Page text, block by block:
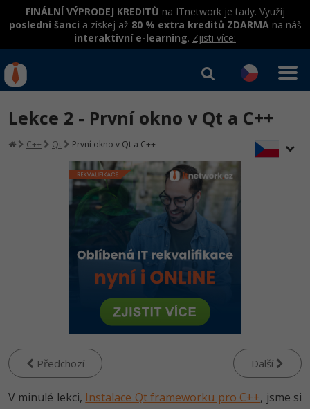
FINÁLNÍ VÝPRODEJ KREDITŮ na ITnetwork je tady. Využij
poslední šanci a získej až 80 % extra kreditů ZDARMAna náš
interaktivní e-learning. Zjisti více:
hrazené úřadem práce
Workshopy zdarma
Umělá inteligence v praxi
Datová analýza v praxi
Školení
Základy programování
Objektové programování - OOP
Umělá inteligence
HTML5, CSS3, Bootstrap, SEO
SQL a databáze
Testování a verzování
Školení dle technologií
C# .NET
PHP
JavaScript
Python
Kurzy IT profesí
Junior programátor
Programátor WWW aplikací
Senior programátor
Front-end developer
Vývojář mobilních aplikací
Specialista na AI a bigdata
Kurzy programování
Jak začít?
Java -80%
-80%
-80%
JavaScript
-80%
Přihlásit se | Registrovat
Lekce 2 - První okno v Qt a C++
C++ Qt První okno v Qt a C++
Předchozí Další
V minulé lekci, Instalace Qt frameworku pro C++, jsme si